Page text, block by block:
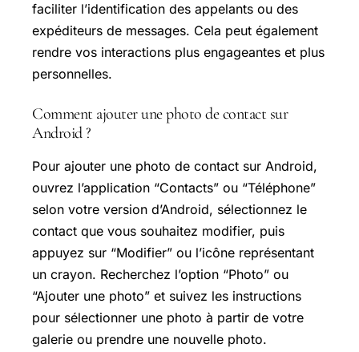
faciliter l’identification des appelants ou des
expéditeurs de messages. Cela peut également
rendre vos interactions plus engageantes et plus
personnelles.
Comment ajouter une photo de contact sur
Android ?
Pour ajouter une photo de contact sur Android,
ouvrez l’application “Contacts” ou “Téléphone”
selon votre version d’Android, sélectionnez le
contact que vous souhaitez modifier, puis
appuyez sur “Modifier” ou l’icône représentant
un crayon. Recherchez l’option “Photo” ou
“Ajouter une photo” et suivez les instructions
pour sélectionner une photo à partir de votre
galerie ou prendre une nouvelle photo.